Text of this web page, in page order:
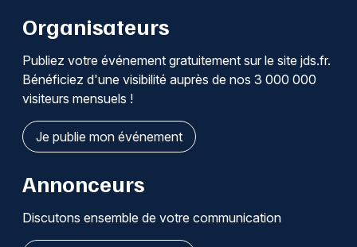
Organisateurs
Publiez votre événement gratuitement sur le site jds.fr.
Bénéficiez d'une visibilité auprès de nos 3 000 000
visiteurs mensuels !
Je publie mon événement
Annonceurs
Discutons ensemble de votre communication